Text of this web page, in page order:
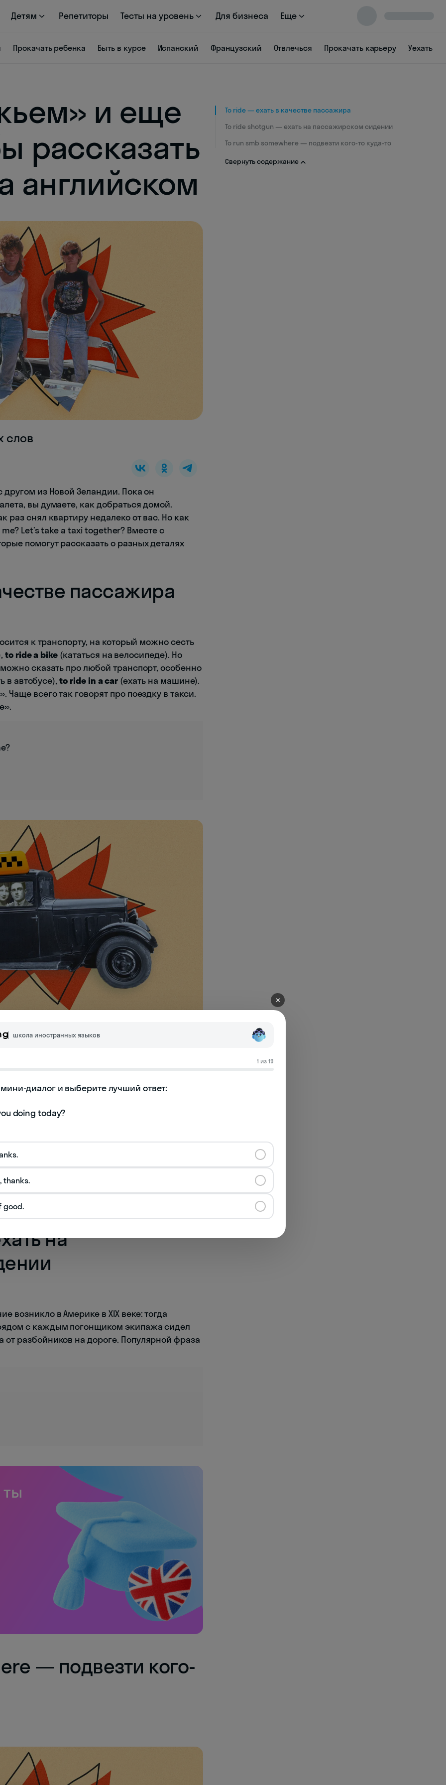
Детям Репетиторы Тесты на уровень Для бизнеса Еще
Прокачать ребенка Быть в курсе Испанский Французский Отвлечься Прокачать карьеру Уехать
и еще
рассказать
английском
слов
другом из Новой Зеландии. Пока он
вы думаете, как добраться домой.
снял квартиру недалеко от вас. Но как
Let’s take a taxi together? Вместе с
помогут рассказать о разных деталях
пассажира
к транспорту, на который можно сесть
to ride a bike (кататься на велосипеде). Но
сказать про любой транспорт, особенно
в автобусе),to ride in a car (ехать на машине).
Чаще всего так говорят про поездку в такси.
на
возникло в Америке в XIX веке: тогда
с каждым погонщиком экипажа сидел
разбойников на дороге. Популярной фраза
— подвезти кого-
To ride — ехать в качестве пассажира
To ride shotgun — ехать на пассажирском сидении
To run smb somewhere — подвезти кого-то куда-то
Свернуть содержание
✕
школа иностранных языков
1 из 19
диалог и выберите лучший ответ:
thanks.
good.